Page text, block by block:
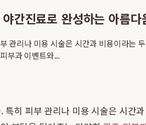
간진료로 완성하는 아름다
관리나 미용 시술은 시간과 비용이라는
부과 이벤트와...
히 피부 관리나 미용 시술은 시간